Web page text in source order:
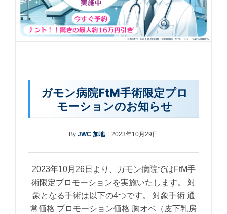
ガモン病院FtM手術限定プロ
モーションのお知らせ
By JWC 加地 2023年10月29日
2023年10月26日より、ガモン病院ではFtM手
術限定プロモーションを実施いたします。 対
象となる手術は以下の4つです。 対象手術 通
常価格 プロモーション価格 胸オペ（皮下乳房